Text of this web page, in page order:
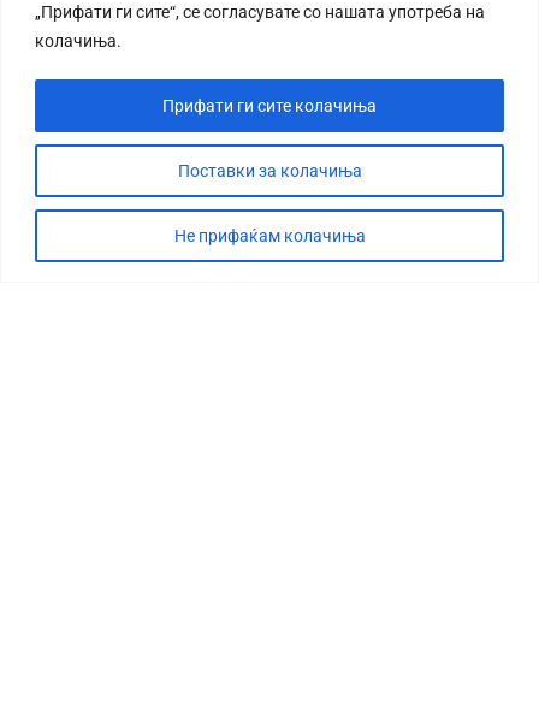
„Прифати ги сите“, се согласувате со нашата употреба на
колачиња.
Поставки за колачиња
Не прифаќам колачиња
Прифати ги сите колачиња